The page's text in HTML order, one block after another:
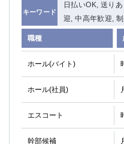
キーワード
日払いOK, 送り
迎, 中高年歓迎,
職種
ホール(バイト)
ホール(社員)
エスコート
幹部候補
埼玉県
大宮
志木
草加
所沢
獨協大学前＜草加松原＞
春日部
蕨